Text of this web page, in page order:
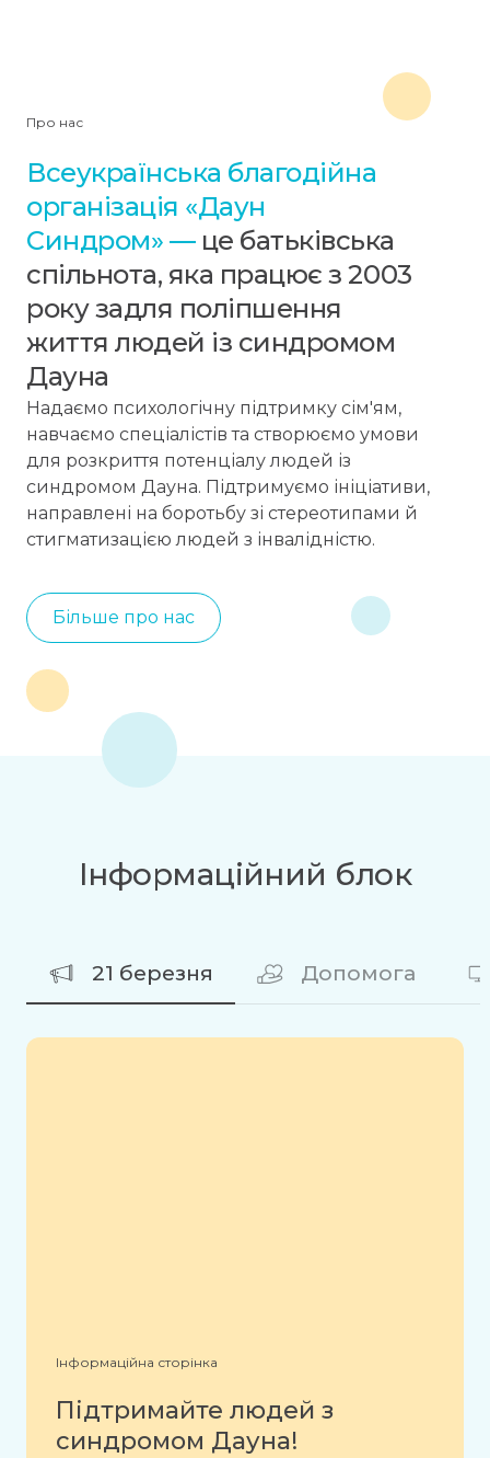
Про нас
Всеукраїнська благодійна
організація «Даун
Синдром» —це батьківська
спільнота, яка працює з 2003
року задля поліпшення
життя людей із синдромом
Дауна
Надаємо психологічну підтримку сім'ям,
навчаємо спеціалістів та створюємо умови
для розкриття потенціалу людей із
синдромом Дауна. Підтримуємо ініціативи,
направлені на боротьбу зі стереотипами й
стигматизацією людей з інвалідністю.
Більше про нас
Інформаційний блок
21 березня Допомога
Інформаційна сторінка
Підтримайте людей з
синдромом Дауна!